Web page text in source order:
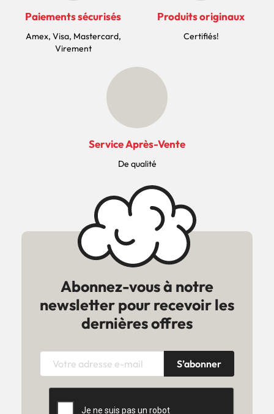
Paiements sécurisés
Amex, Visa, Mastercard,
Virement
Produits originaux
Certifiés!
Service Après-Vente
De qualité
Abonnez-vous à notre
newsletter pour recevoir les
dernières offres